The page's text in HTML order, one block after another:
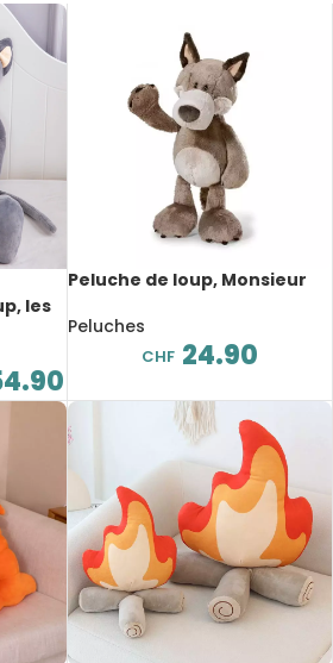
les
Peluche de loup, Monsieur
Peluches
CHF 24.90